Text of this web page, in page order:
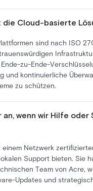
die Cloud-basierte
sind nach ISO
zu-Ende-
und kontinuierliche
zu schützen.
an, wenn wir Hilfe oder
einem Netzwerk
Support bieten. Sie
Team von Acre,
Updates und